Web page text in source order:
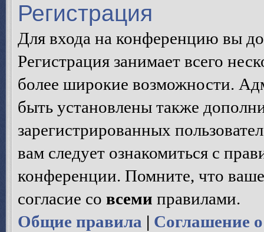
Регистрация
Для входа на конференцию вы
Регистрация занимает всего
более широкие возможности.
быть установлены также
зарегистрированных
вам следует ознакомиться с
конференции. Помните, что
согласие со всеми правилами.
Общие правила | Соглашение